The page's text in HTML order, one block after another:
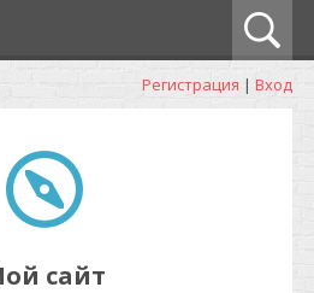
Регистрация | Вход
сайт